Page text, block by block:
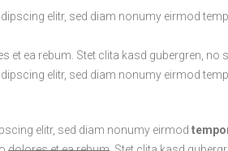
elitr, sed diam nonumy eirmod
et ea rebum. Stet clita kasd gubergren,
elitr, sed diam nonumy eirmod
elitr, sed diam nonumy eirmod